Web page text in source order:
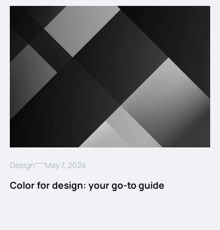
Design May 7, 2024
Color for design: your go-to guide